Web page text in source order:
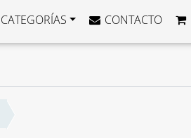
CATEGORÍAS CONTACTO